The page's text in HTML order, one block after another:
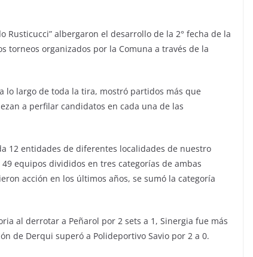
Rusticucci” albergaron el desarrollo de la 2° fecha de la
torneos organizados por la Comuna a través de la
lo largo de toda la tira, mostró partidos más que
a perfilar candidatos en cada una de las
12 entidades de diferentes localidades de nuestro
equipos divididos en tres categorías de ambas
acción en los últimos años, se sumó la categoría
al derrotar a Peñarol por 2 sets a 1, Sinergia fue más
de Derqui superó a Polideportivo Savio por 2 a 0.